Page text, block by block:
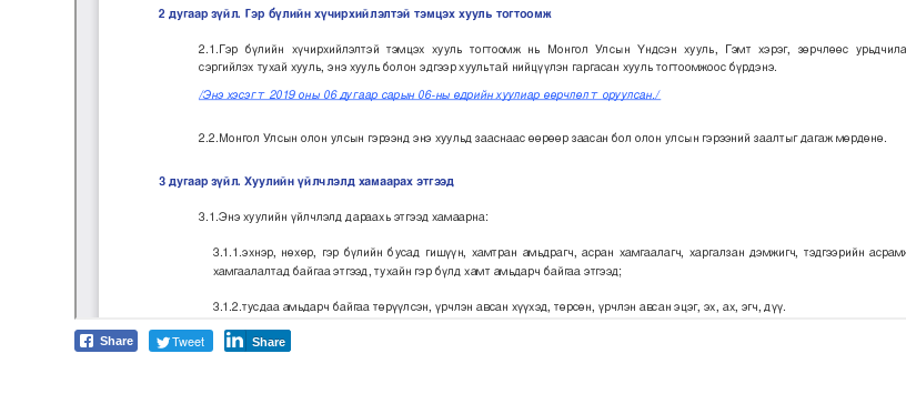
Share Tweet Share